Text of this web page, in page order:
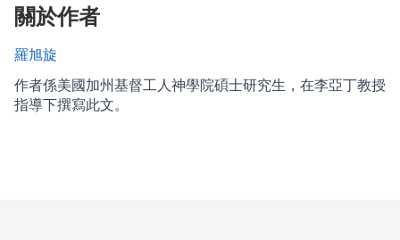
關於作者
羅旭旋
作者係美國加州基督工人神學院碩士研究生，在李亞丁教授
指導下撰寫此文。